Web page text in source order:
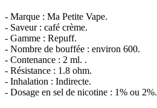
- Marque : Ma Petite Vape.
- Saveur : café crème.
- Gamme : Repuff.
- Nombre de bouffée : environ 600.
- Contenance : 2 ml. .
- Résistance : 1.8 ohm.
- Inhalation : Indirecte.
- Dosage en sel de nicotine : 1% ou 2%.